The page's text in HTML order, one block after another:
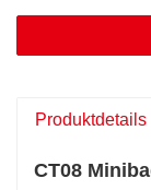
gleichzeitig
Minibagger
Produktdetails
CT08